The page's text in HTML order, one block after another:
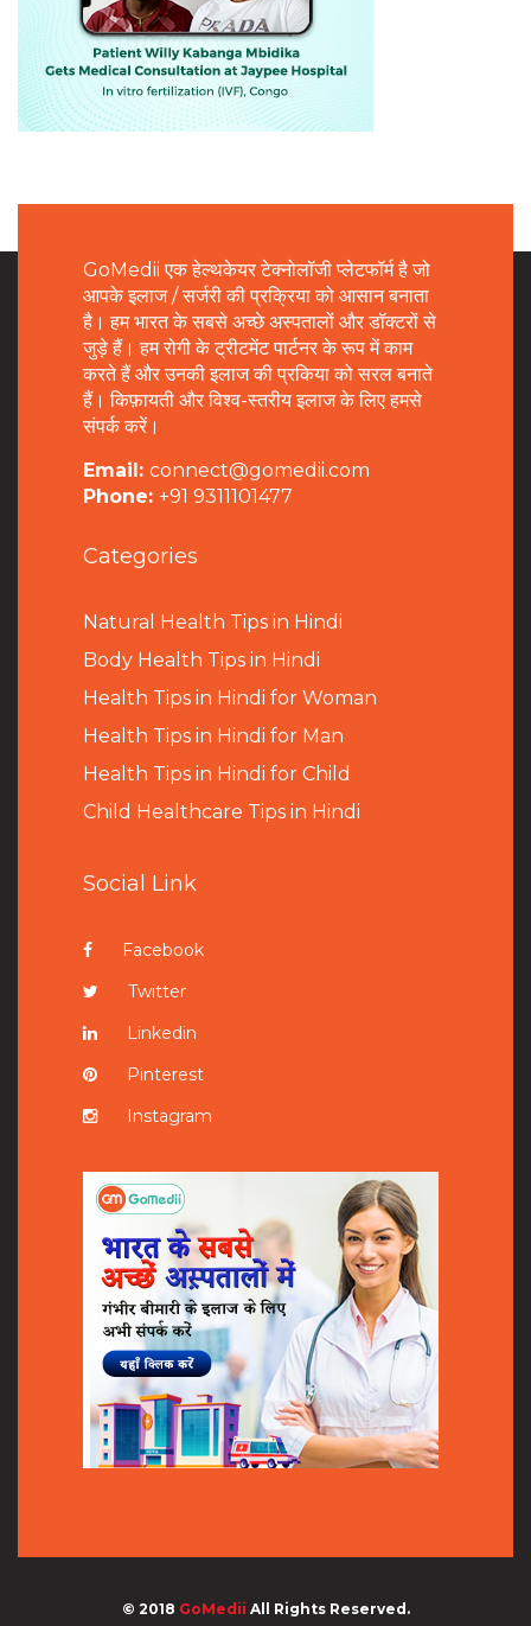
GoMedii एक हेल्थकेयर टेक्नोलॉजी प्लेटफॉर्म है जो
आपके इलाज / सर्जरी की प्रक्रिया को आसान बनाता
है। हम भारत के सबसे अच्छे अस्पतालों और डॉक्टरों से
जुड़े हैं। हम रोगी के ट्रीटमेंट पार्टनर के रूप में काम
करते हैं और उनकी इलाज की प्रकिया को सरल बनाते
हैं। किफ़ायती और विश्व-स्तरीय इलाज के लिए हमसे
संपर्क करें।
Email: connect@gomedii.com
Phone: +91 9311101477
Categories
Natural Health Tips in Hindi
Body Health Tips in Hindi
Health Tips in Hindi for Woman
Health Tips in Hindi for Man
Health Tips in Hindi for Child
Child Healthcare Tips in Hindi
Social Link
Facebook
Twitter
Linkedin
Pinterest
Instagram
© 2018 GoMedii All Rights Reserved.